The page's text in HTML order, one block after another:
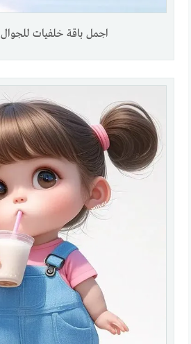
اجمل باقة خلفيات للجوال full hd.